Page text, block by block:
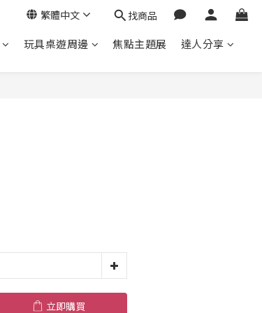
繁體中文 找商品
玩具桌遊周邊 焦點主題展 達人分享
立即購買